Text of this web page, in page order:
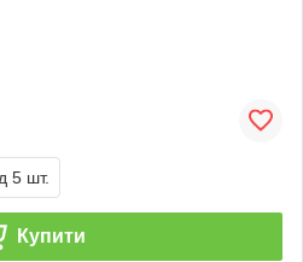
5 шт.
Купити